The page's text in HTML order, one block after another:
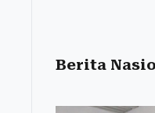
Berita